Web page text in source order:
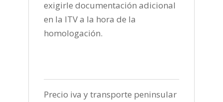
exigirle documentación adicional
en la ITV a la hora de la
homologación.
Precio iva y transporte peninsular